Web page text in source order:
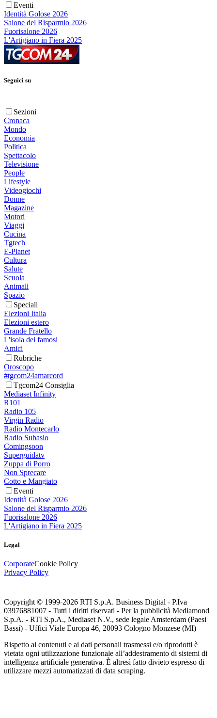
Eventi
Identità Golose 2026
Salone del Risparmio 2026
Fuorisalone 2026
L'Artigiano in Fiera 2025
Seguici su
Sezioni
Cronaca
Mondo
Economia
Politica
Spettacolo
Televisione
People
Lifestyle
Videogiochi
Donne
Magazine
Motori
Viaggi
Cucina
Tgtech
E-Planet
Cultura
Salute
Scuola
Animali
Spazio
Speciali
Elezioni Italia
Elezioni estero
Grande Fratello
L'isola dei famosi
Amici
Rubriche
Oroscopo
#tgcom24amarcord
Tgcom24 Consiglia
Mediaset Infinity
R101
Radio 105
Virgin Radio
Radio Montecarlo
Radio Subasio
Comingsoon
Superguidatv
Zuppa di Porro
Non Sprecare
Cotto e Mangiato
Eventi
Identità Golose 2026
Salone del Risparmio 2026
Fuorisalone 2026
L'Artigiano in Fiera 2025
Legal
CorporateCookie Policy
Privacy Policy
Copyright © 1999-2026 RTI S.p.A. Business Digital - P.Iva
03976881007 - Tutti i diritti riservati - Per la pubblicità Mediamond
S.p.A. - RTI S.p.A., Mediaset N.V., sede legale Amsterdam (Paesi
Bassi) - Uffici Viale Europa 46, 20093 Cologno Monzese (MI)
Rispetto ai contenuti e ai dati personali trasmessi e/o riprodotti è
vietata ogni utilizzazione funzionale all’addestramento di sistemi di
intelligenza artificiale generativa. È altresì fatto divieto espresso di
utilizzare mezzi automatizzati di data scraping.